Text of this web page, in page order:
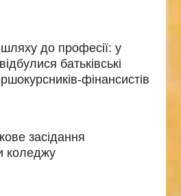
до професії: у
батьківські
фінансистів
засідання
коледжу